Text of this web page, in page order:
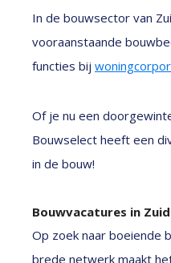
In de bouwsector van
vooraanstaande
functies bij
Of je nu een
Bouwselect heeft een
in de bouw!
Bouwvacatures in
Op zoek naar boeiende
brede netwerk maakt